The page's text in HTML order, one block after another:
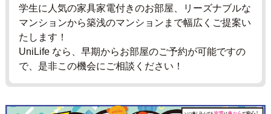
学生に人気の家具家電付きのお部屋、リーズナブルな
マンションから築浅のマンションまで幅広くご提案い
たします！
UniLife なら、早期からお部屋のご予約が可能ですの
で、是非この機会にご相談ください！